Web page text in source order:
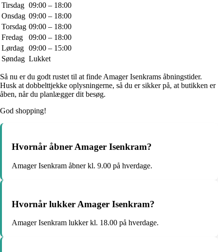
Tirsdag 09:00 – 18:00
Onsdag 09:00 – 18:00
Torsdag 09:00 – 18:00
Fredag
09:00 – 18:00
Lørdag 09:00 – 15:00
Søndag Lukket
Så nu er du godt rustet til at finde Amager Isenkrams åbningstider.
Husk at dobbelttjekke oplysningerne, så du er sikker på, at butikken er
åben, når du planlægger dit besøg.
God shopping!
Hvornår åbner Amager Isenkram?
Amager Isenkram åbner kl. 9.00 på hverdage.
Hvornår lukker Amager Isenkram?
Amager Isenkram lukker kl. 18.00 på hverdage.